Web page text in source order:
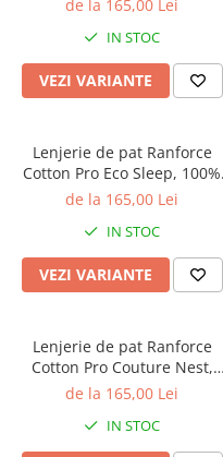
de la 165,00 Lei
IN STOC
VEZI VARIANTE
Lenjerie de pat Ranforce
Cotton Pro Eco Sleep, 100%
bumbac, alb, imprimeu
de la 165,00 Lei
IN STOC
VEZI VARIANTE
Lenjerie de pat Ranforce
Cotton Pro Couture Nest,
100% bumbac, roz pudrat,
de la 165,00 Lei
IN STOC